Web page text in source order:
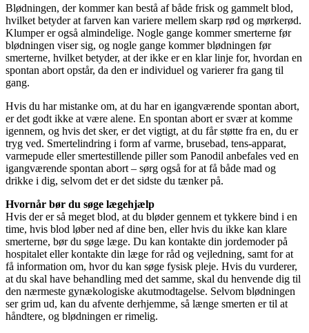
Blødningen, der kommer kan bestå af både frisk og gammelt blod,
hvilket betyder at farven kan variere mellem skarp rød og mørkerød.
Klumper er også almindelige. Nogle gange kommer smerterne før
blødningen viser sig, og nogle gange kommer blødningen før
smerterne, hvilket betyder, at der ikke er en klar linje for, hvordan en
spontan abort opstår, da den er individuel og varierer fra gang til
gang.
Hvis du har mistanke om, at du har en igangværende spontan abort,
er det godt ikke at være alene. En spontan abort er svær at komme
igennem, og hvis det sker, er det vigtigt, at du får støtte fra en, du er
tryg ved. Smertelindring i form af varme, brusebad, tens-apparat,
varmepude eller smertestillende piller som Panodil anbefales ved en
igangværende spontan abort – sørg også for at få både mad og
drikke i dig, selvom det er det sidste du tænker på.
Hvornår bør du søge lægehjælp
Hvis der er så meget blod, at du bløder gennem et tykkere bind i en
time, hvis blod løber ned af dine ben, eller hvis du ikke kan klare
smerterne, bør du søge læge. Du kan kontakte din jordemoder på
hospitalet eller kontakte din læge for råd og vejledning, samt for at
få information om, hvor du kan søge fysisk pleje. Hvis du vurderer,
at du skal have behandling med det samme, skal du henvende dig til
den nærmeste gynækologiske akutmodtagelse. Selvom blødningen
ser grim ud, kan du afvente derhjemme, så længe smerten er til at
håndtere, og blødningen er rimelig.